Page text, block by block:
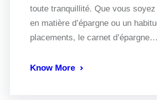
toute tranquillité. Que vous
en matière d’épargne ou un
placements, le carnet d’épargne…
Know More